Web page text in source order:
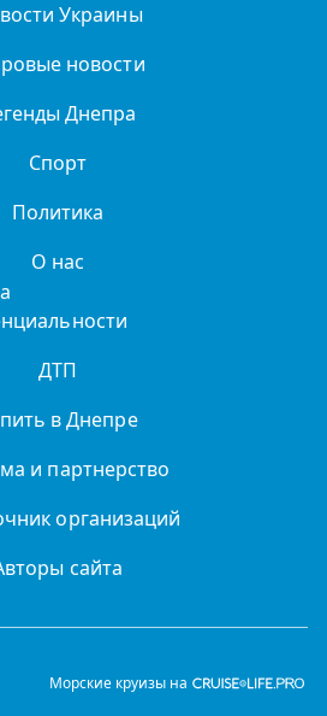
Украины
новости
Днепра
Спорт
Политика
О нас
ДТП
в Днепре
и партнерство
организаций
сайта
Морские круизы на